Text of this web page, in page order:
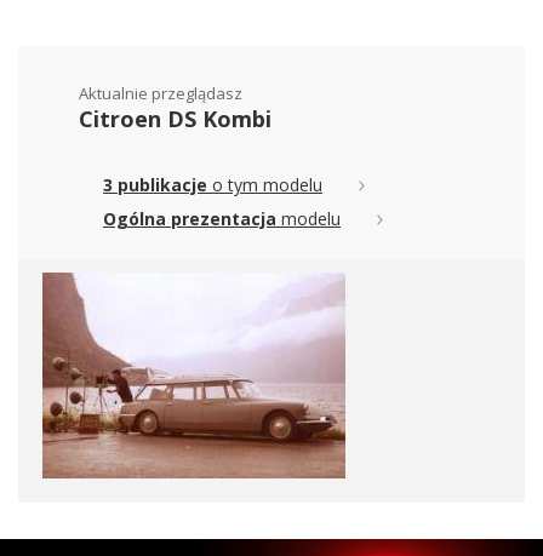
Aktualnie przeglądasz
Citroen DS Kombi
3 publikacje o tym modelu
Ogólna prezentacja modelu